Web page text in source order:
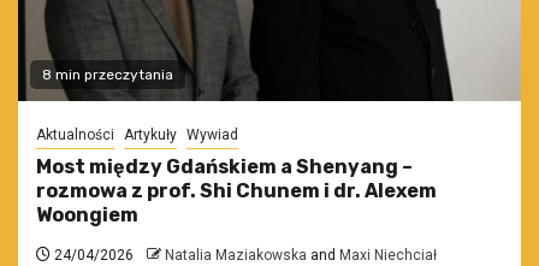
8 min przeczytania
Aktualności Artykuły Wywiad
Most między Gdańskiem a Shenyang –
rozmowa z prof. Shi Chunem i dr. Alexem
Woongiem
24/04/2026 Natalia Maziakowska and Maxi Niechciał